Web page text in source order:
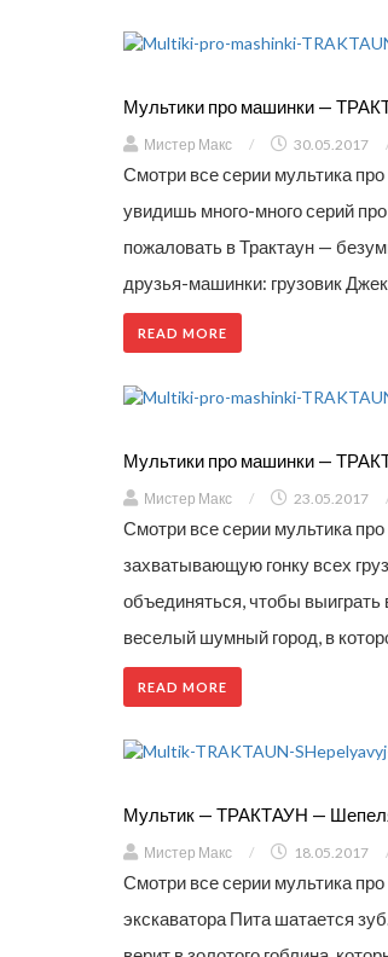
Мультики про машинки —
Мистер Макс / 30.05.2017
Смотри все серии мультика
увидишь много-много серий
пожаловать в Трактаун —
друзья-машинки: грузовик
READ MORE
Мультики про машинки —
Мистер Макс / 23.05.2017
Смотри все серии мультика
захватывающую гонку всех
объединяться, чтобы
веселый шумный город, в
READ MORE
Мультик — ТРАКТАУН —
Мистер Макс / 18.05.2017
Смотри все серии мультика
экскаватора Пита шатается